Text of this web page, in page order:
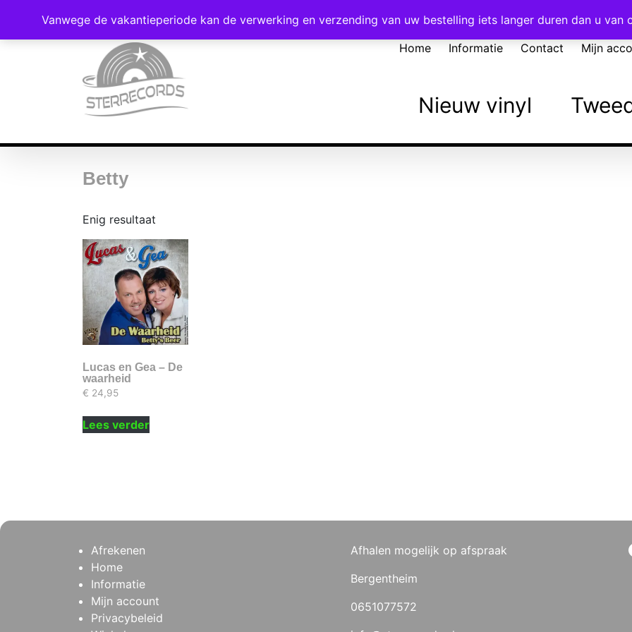
Voor 16:00 besteld = vandaag verzonden!
Home Informatie Contact Mijn
Nieuw vinyl
Betty
Enig resultaat
Lucas en Gea – De
waarheid
€ 24,95
Lees verder
Afrekenen
Home
Informatie
Mijn account
Privacybeleid
Afhalen mogelijk op afspraak
Bergentheim
0651077572
Vanwege de vakantieperiode kan de verwerking en verzending van uw bestelling iets langer duren dan u